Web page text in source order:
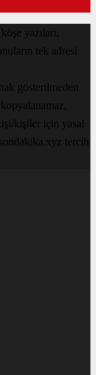
yazıları,
tek adresi
gösterilmeden
kişiler için yasal
tercih